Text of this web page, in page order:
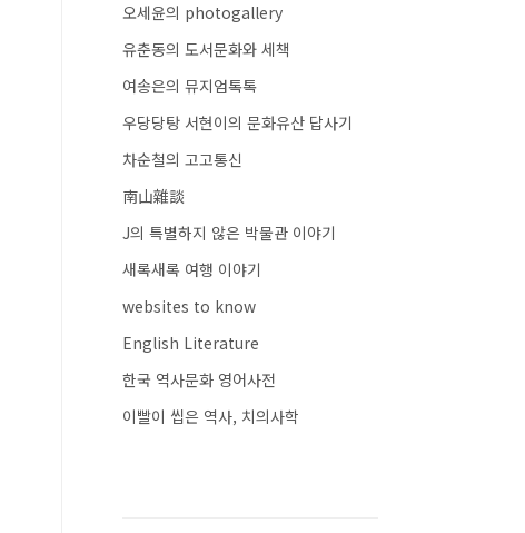
오세윤의 photogallery
유춘동의 도서문화와 세책
여송은의 뮤지엄톡톡
우당당탕 서현이의 문화유산 답사기
차순철의 고고통신
南山雜談
J의 특별하지 않은 박물관 이야기
새록새록 여행 이야기
websites to know
English Literature
한국 역사문화 영어사전
이빨이 씹은 역사, 치의사학